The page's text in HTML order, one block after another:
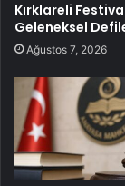
Kırklareli
Geleneksel
Ağustos 7, 2026